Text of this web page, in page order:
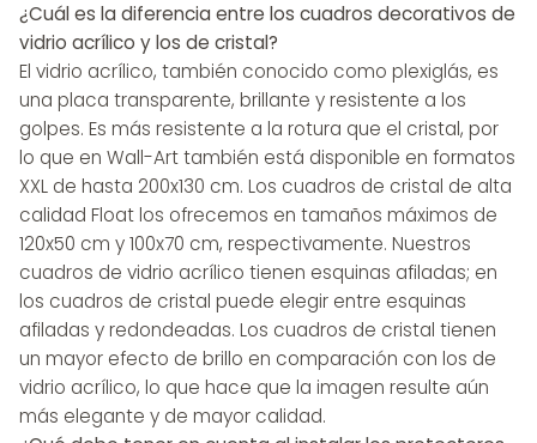
¿Cuál es la diferencia entre los cuadros decorativos de
vidrio acrílico y los de cristal?
El vidrio acrílico, también conocido como plexiglás, es
una placa transparente, brillante y resistente a los
golpes. Es más resistente a la rotura que el cristal, por
lo que en Wall-Art también está disponible en formatos
XXL de hasta 200x130 cm. Los cuadros de cristal de alta
calidad Float los ofrecemos en tamaños máximos de
120x50 cm y 100x70 cm, respectivamente. Nuestros
cuadros de vidrio acrílico tienen esquinas afiladas; en
los cuadros de cristal puede elegir entre esquinas
afiladas y redondeadas. Los cuadros de cristal tienen
un mayor efecto de brillo en comparación con los de
vidrio acrílico, lo que hace que la imagen resulte aún
más elegante y de mayor calidad.